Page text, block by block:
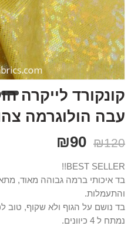
קונקורד לייקרה
עבה הולוגרמה
₪120
₪90
BEST SELLER!!
בד איכותי ברמה גבוהה מאוד,
והתעמלות.
בד נושם על הגוף ולא שקוף, טוב
נמתח ל 4 כיוונים.